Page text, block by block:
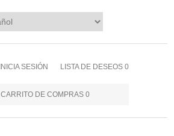
INICIA SESIÓN LISTA DE DESEOS 0
CARRITO DE COMPRAS 0